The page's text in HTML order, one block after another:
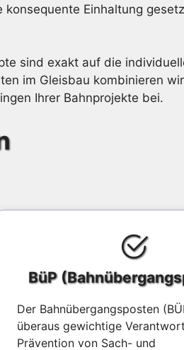
Einhaltung
sind exakt auf die
im Gleisbau kombinieren
Ihrer Bahnprojekte bei.
BüP
Der Bahnübergangsposten
überaus gewichtige
Prävention von Sach- und